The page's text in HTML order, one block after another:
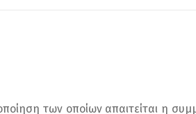
των οποίων απαιτείται η